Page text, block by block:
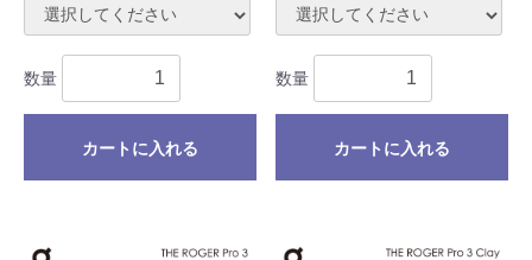
数量
カートに入れる
数量
カートに入れる